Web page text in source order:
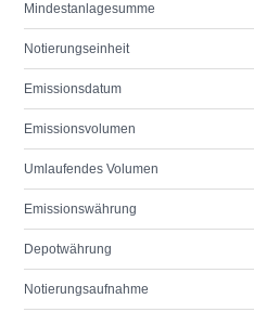
Mindestanlagesumme
Notierungseinheit
Emissionsdatum
Emissionsvolumen
Umlaufendes Volumen
Emissionswährung
Depotwährung
Notierungsaufnahme